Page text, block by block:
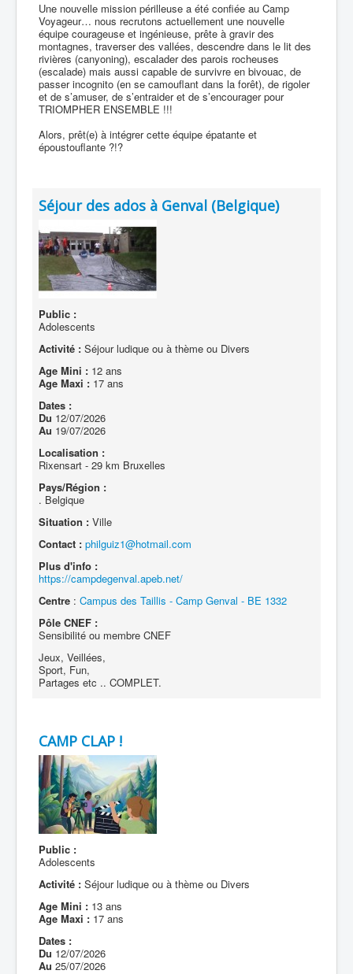
Une nouvelle mission périlleuse a été confiée au Camp
Voyageur… nous recrutons actuellement une nouvelle
équipe courageuse et ingénieuse, prête à gravir des
montagnes, traverser des vallées, descendre dans le lit des
rivières (canyoning), escalader des parois rocheuses
(escalade) mais aussi capable de survivre en bivouac, de
passer incognito (en se camouflant dans la forêt), de rigoler
et de s’amuser, de s’entraider et de s’encourager pour
TRIOMPHER ENSEMBLE !!!
Alors, prêt(e) à intégrer cette équipe épatante et
époustouflante ?!?
Séjour des ados à Genval (Belgique)
Public :
Adolescents
Activité : Séjour ludique ou à thème ou Divers
Age Mini : 12 ans
Age Maxi : 17 ans
Dates :
Du 12/07/2026
Au 19/07/2026
Localisation :
Rixensart - 29 km Bruxelles
Pays/Région :
. Belgique
Situation : Ville
Contact : philguiz1@hotmail.com
Plus d'info :
https://campdegenval.apeb.net/
Centre : Campus des Taillis - Camp Genval - BE 1332
Pôle CNEF :
Sensibilité ou membre CNEF
Jeux, Veillées,
Sport, Fun,
Partages etc .. COMPLET.
CAMP CLAP !
Public :
Adolescents
Activité : Séjour ludique ou à thème ou Divers
Age Mini : 13 ans
Age Maxi : 17 ans
Dates :
Du 12/07/2026
Au 25/07/2026